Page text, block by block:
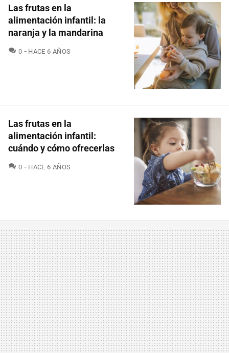
Las frutas en la
alimentación infantil: la
naranja y la mandarina
0 COMENTARIOS
HACE 6 AÑOS
Las frutas en la
alimentación infantil:
cuándo y cómo ofrecerlas
0 COMENTARIOS
HACE 6 AÑOS